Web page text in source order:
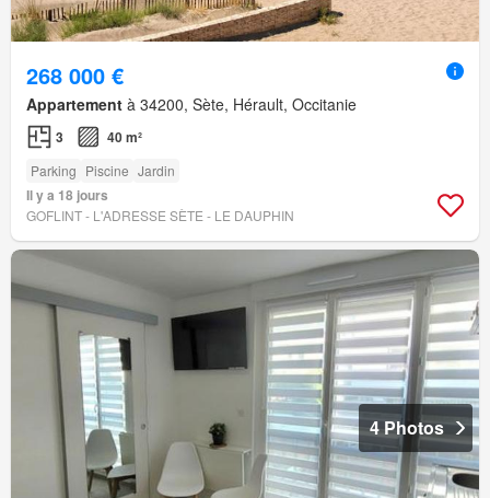
268 000 €
Appartement à 34200, Sète, Hérault, Occitanie
3 40 m²
Parking Piscine Jardin
Il y a 18 jours
GOFLINT - L'ADRESSE SÈTE - LE DAUPHIN
4 Photos